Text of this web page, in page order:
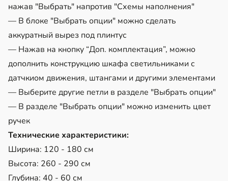
нажав "Выбрать" напротив "Схемы наполнения"
— В блоке "Выбрать опции" можно сделать
аккуратный вырез под плинтус
— Нажав на кнопку “Доп. комплектация”, можно
дополнить конструкцию шкафа светильниками с
датчкиом движения, штангами и другими элементами
— Выберите другие петли в разделе "Выбрать опции"
— В разделе "Выбрать опции" можно изменить цвет
ручек
Технические характеристики:
Ширина: 120 - 180 см
Высота: 260 - 290 см
Глубина: 40 - 60 см